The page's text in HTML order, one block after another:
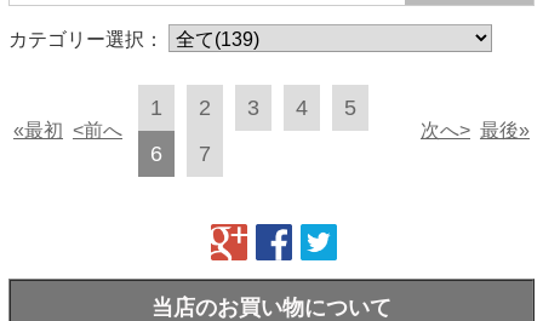
カテゴリー選択：
«最初 <前へ
1 2 3 4
5
6
7
次へ> 最後»
当店のお買い物について